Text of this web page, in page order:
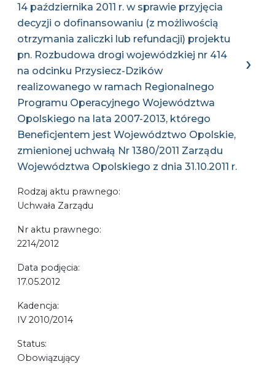
14 października 2011 r. w sprawie przyjęcia
decyzji o dofinansowaniu (z możliwością
otrzymania zaliczki lub refundacji) projektu
pn. Rozbudowa drogi wojewódzkiej nr 414
na odcinku Przysiecz-Dzików
realizowanego w ramach Regionalnego
Programu Operacyjnego Województwa
Opolskiego na lata 2007-2013, którego
Beneficjentem jest Województwo Opolskie,
zmienionej uchwałą Nr 1380/2011 Zarządu
Województwa Opolskiego z dnia 31.10.2011 r.
Rodzaj aktu prawnego:
Uchwała Zarządu
Nr aktu prawnego:
2214/2012
Data podjęcia:
17.05.2012
Kadencja:
IV 2010/2014
Status:
Obowiązujący